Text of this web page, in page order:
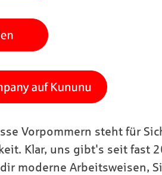
Vorpommern steht für
Klar, uns gibt's seit fast
moderne Arbeitsweisen,